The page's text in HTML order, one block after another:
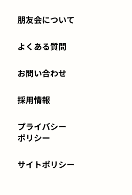
朋友会について
よくある質問
お問い合わせ
採用情報
プライバシー
ポリシー
サイトポリシー